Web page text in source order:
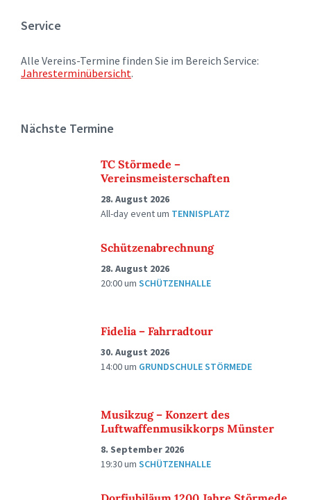
Service
Alle Vereins-Termine finden Sie im Bereich Service:
Jahresterminübersicht.
Nächste Termine
TC Störmede –
Vereinsmeisterschaften
28. August 2026
All-day eventum TENNISPLATZ
Schützenabrechnung
28. August 2026
20:00um SCHÜTZENHALLE
Fidelia – Fahrradtour
30. August 2026
14:00um GRUNDSCHULE STÖRMEDE
Musikzug – Konzert des
Luftwaffenmusikkorps Münster
8. September 2026
19:30um SCHÜTZENHALLE